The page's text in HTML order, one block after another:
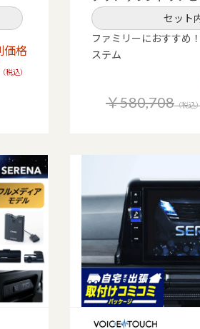
価格
（税込）
セット
ファミリーにおすすめ
ステム
￥580,708（税込